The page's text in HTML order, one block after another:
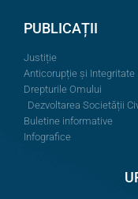
PUBLICAȚII
Justiție
Anticorupție și Integritate
Drepturile Omului
Dezvoltarea Societății
Buletine informative
Infografice